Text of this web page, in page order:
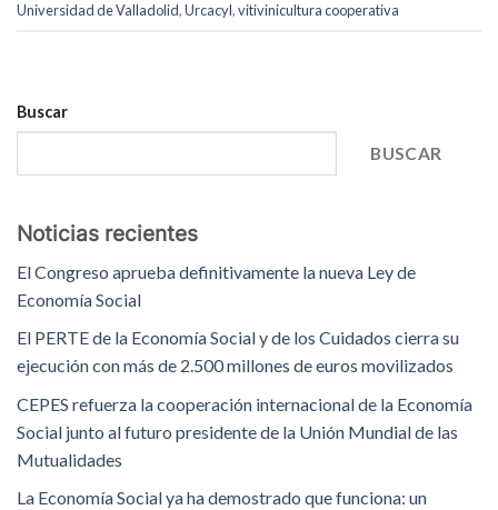
Universidad de Valladolid,Urcacyl,vitivinicultura cooperativa
Buscar
BUSCAR
Noticias recientes
El Congreso aprueba definitivamente la nueva Ley de
Economía Social
El PERTE de la Economía Social y de los Cuidados cierra su
ejecución con más de 2.500 millones de euros movilizados
CEPES refuerza la cooperación internacional de la Economía
Social junto al futuro presidente de la Unión Mundial de las
Mutualidades
La Economía Social ya ha demostrado que funciona: un